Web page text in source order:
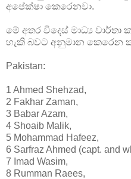
අපේක්ෂා කෙරෙනවා.
මේ අතර විදෙස් මාධ්‍ය වාර්තා
හැකි බවට අනුමාන කෙරෙන
Pakistan:
1 Ahmed Shehzad,
2 Fakhar Zaman,
3 Babar Azam,
4 Shoaib Malik,
5 Mohammad Hafeez,
6 Sarfraz Ahmed (capt. and
7 Imad Wasim,
8 Rumman Raees,